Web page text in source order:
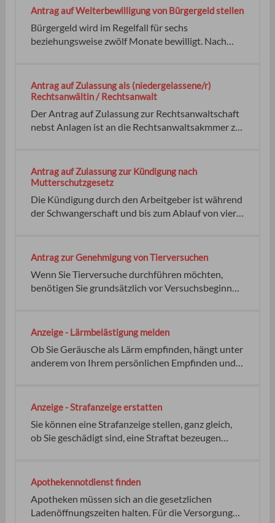
bestimmter gefährlicher Stoffe und Gemische.
Hierzu zählt die Notwendigkeit einer Erlaubnis
oder Anzeige einer solchen Tätigkeit.
Antrag auf Weiterbewilligung von Bürgergeld stellen
Bürgergeld wird im Regelfall für sechs
beziehungsweise zwölf Monate bewilligt. Nach
Das Bürgergeld wird nur auf Antrag gezahlt.
Pauschalierter monatlicher Betrag (Regelbedarf):
Sofortzuschlag für Kinder:
Antrag auf Zulassung als (niedergelassene/r)
Rechtsanwältin / Rechtsanwalt
Der Antrag auf Zulassung zur Rechtsanwaltschaft
nebst Anlagen ist an die Rechtsanwaltsakmmer zu
Geschäftsstelle der Rechtsanwaltskammer
Karlsruhe Landgerichtsbezirke Karlsruhe,
Heidelberg/Mosbach und Mannheim
Antrag auf Zulassung zur Kündigung nach
Mutterschutzgesetz
Die Kündigung durch den Arbeitgeber ist während
der Schwangerschaft und bis zum Ablauf von vier
Fehlgeburt nach der zwölften
Schwangerschaftswoche. abhängig vom Einzelfall.
keine kein
Antrag zur Genehmigung von Tierversuchen
Wenn Sie Tierversuche durchführen möchten,
benötigen Sie grundsätzlich vor Versuchsbeginn
Das Regierungspräsidium in Ihrem
Regierungsbezirk
Anzeige - Lärmbelästigung melden
Ob Sie Geräusche als Lärm empfinden, hängt unter
anderem von Ihrem persönlichen Empfinden und
Personen, die ihn verursachen und versuchen Sie
eine Lösung zu finden, die für alle akzeptabel ist.
keine
Anzeige - Strafanzeige erstatten
Sie können eine Strafanzeige stellen, ganz gleich,
ob Sie geschädigt sind, eine Straftat bezeugen
Bundeslandes, in dem sich das Ereignis zugetragen
hat, gefördert. Eine Anzeige können Sie formlos,
telefonisch, online und auf der Wache mit Angabe
Ihrer Kontaktdaten stellen. Die Online-Anzeige ist
Apothekennotdienst finden
Apotheken müssen sich an die gesetzlichen
Ladenöffnungszeiten halten. Für die Versorgung